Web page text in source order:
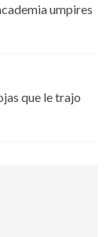
umpires
que le trajo